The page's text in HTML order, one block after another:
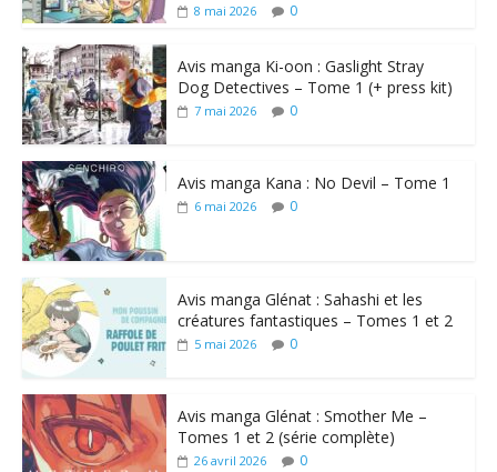
8 mai 2026 0
Avis manga Ki-oon : Gaslight Stray
Dog Detectives – Tome 1 (+ press kit)
7 mai 2026 0
Avis manga Kana : No Devil – Tome 1
6 mai 2026 0
Avis manga Glénat : Sahashi et les
créatures fantastiques – Tomes 1 et 2
5 mai 2026 0
Avis manga Glénat : Smother Me –
Tomes 1 et 2 (série complète)
26 avril 2026 0